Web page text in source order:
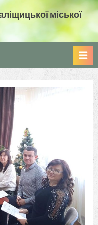
міської
міської ради